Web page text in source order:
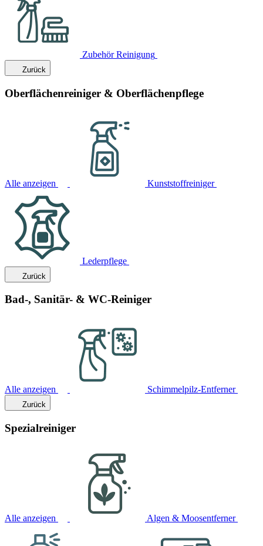
Zubehör Reinigung
Zurück
Oberflächenreiniger & Oberflächenpflege
Alle anzeigen Kunststoffreiniger
Lederpflege
Zurück
Bad-, Sanitär- & WC-Reiniger
Alle anzeigen Schimmelpilz-Entferner
Zurück
Spezialreiniger
Alle anzeigen Algen & Moosentferner